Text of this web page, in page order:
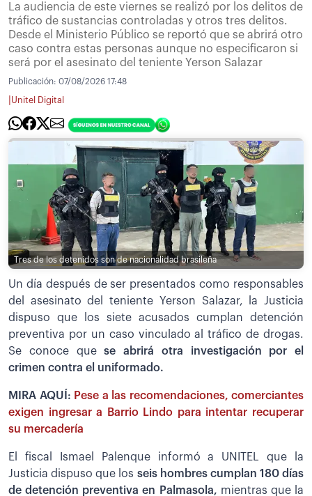
La audiencia de este viernes se realizó por los delitos de
tráfico de sustancias controladas y otros tres delitos.
Desde el Ministerio Público se reportó que se abrirá otro
caso contra estas personas aunque no especificaron si
será por el asesinato del teniente Yerson Salazar
Publicación: 07/08/2026 17:48
Unitel Digital
Tres de los detenidos son de nacionalidad brasileña
Un día después de ser presentados como responsables
del asesinato del teniente Yerson Salazar, la Justicia
dispuso que los siete acusados cumplan detención
preventiva por un caso vinculado al tráfico de drogas.
Se conoce quese abrirá otra investigación por el
crimen contra el uniformado.
MIRA AQUÍ: Pese a las recomendaciones, comerciantes
exigen ingresar a Barrio Lindo para intentar recuperar
su mercadería
El fiscal Ismael Palenque informó a UNITEL que la
Justicia dispuso que los seis hombres cumplan 180 días
de detención preventiva en Palmasola, mientras que la